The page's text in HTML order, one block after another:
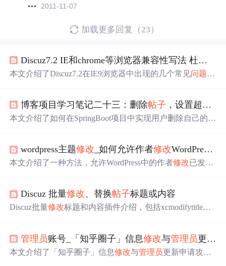
2011-11-07
加载更多回复（23）
Discuz7.2 IE和chrome等浏览器兼容性写法 杜工完全修补方案
本文介绍了Discuz7.2在IE9浏览器中出现的几个常见问题及
博客项目学习笔记二十三：删除帖子 ，设置超级
本文介绍了如何在SpringBoot项目中实现用户删除自己的帖
了权限控制和数据的正确处理。同时展示了功能测试的截
图。
wordpress主题修改 _如何允许作者修改WordPress中的已发布
本文介绍了一种方法，允许WordPress中的作者修改已发布
员 或编辑审核并合并更改。
Discuz 批量修改、替换帖子标题或内容
Discuz批量修改标题和内容插件介绍，包括xcmodifytitle和x
管理员账号_「知乎圈子」信息修改与管理员更新申请
本文介绍了「知乎圈子」信息修改与管理员更新申请攻